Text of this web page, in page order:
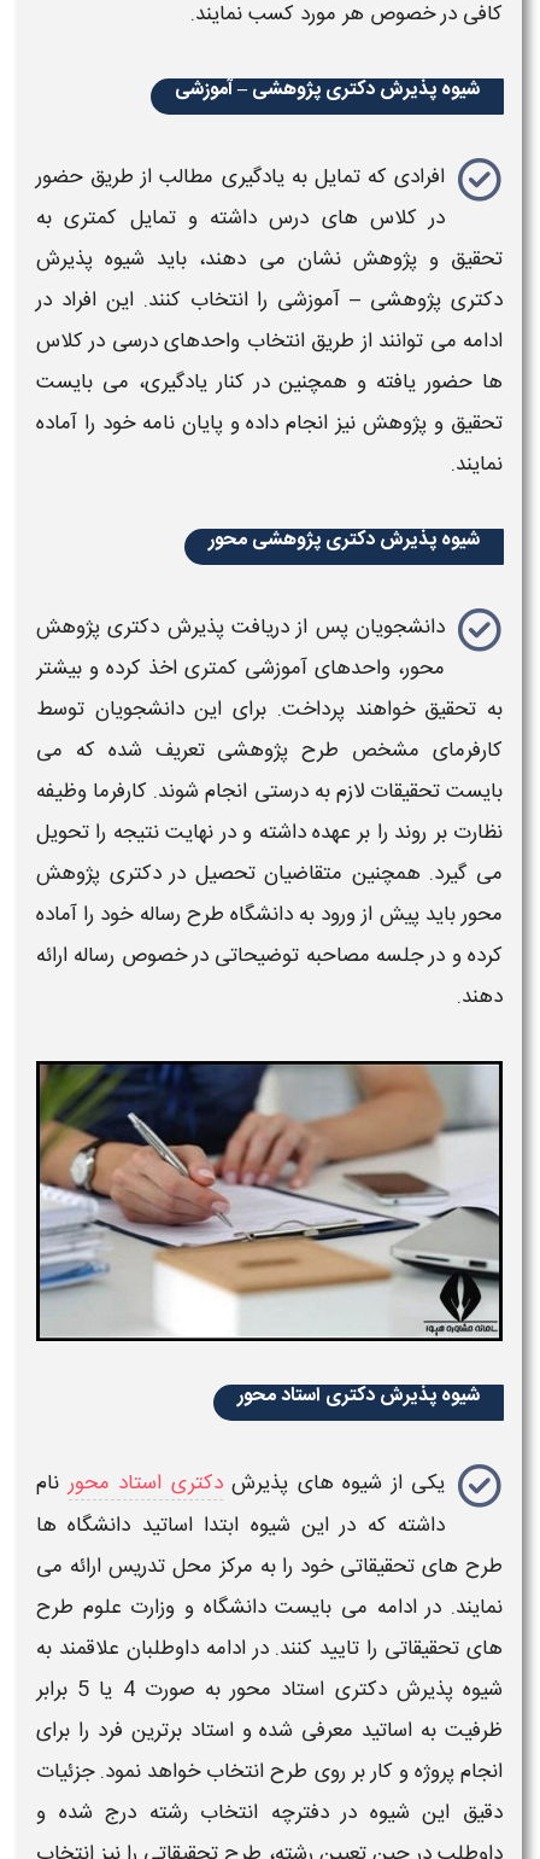
کافی در خصوص هر مورد کسب نمایند.
شیوه پذیرش دکتری پژوهشی – آموزشی
افرادی که تمایل به یادگیری مطالب از طریق حضور
در کلاس های درس داشته و تمایل کمتری به
تحقیق وپژوهشنشان می دهند، باید شیوه پذیرش
دکتری پژوهشی – آموزشی را انتخاب کنند. این افراد در
ادامه می توانند از طریق انتخاب واحدهای درسی در کلاس
ها حضور یافته و همچنین در کنار یادگیری، می بایست
تحقیق و پژوهشنیز انجام داده و پایان نامه خود را آماده
نمایند.
شیوه پذیرش دکتری پژوهشی محور
دانشجویان پس از دریافتپذیرش دکتری پژوهش
محور، واحدهای آموزشی کمتری اخذ کرده و بیشتر
به تحقیق خواهند پرداخت. برای این دانشجویان توسط
کارفرمای مشخص طرح پژوهشیتعریف شده که می
بایست تحقیقات لازم به درستی انجام شوند. کارفرما وظیفه
نظارت بر روند را بر عهده داشته و در نهایت نتیجه را تحویل
می گیرد. همچنین متقاضیان تحصیل دردکتری پژوهش
محورباید پیش از ورود به دانشگاه طرح رساله خود را آماده
کرده و در جلسه مصاحبه توضیحاتی در خصوص رساله ارائه
دهند.
شیوه پذیرش دکتری استاد محور
یکی از شیوه های پذیرشدکتری استاد محورنام
داشته که در این شیوه ابتدا اساتید دانشگاه ها
طرح های تحقیقاتی خود را به مرکز محل تدریس ارائه می
نمایند. در ادامه می بایست دانشگاه و وزارت علوم طرح
های تحقیقاتی را تایید کنند. در ادامه داوطلبان علاقمند به
شیوه پذیرش دکتری استاد محور
به صورت 4 یا 5 برابر
ظرفیت به اساتید معرفی شده و استاد برترین فرد را برای
انجام پروژه و کار بر روی طرح انتخاب خواهد نمود. جزئیات
دقیق این شیوه در دفترچه انتخاب رشته درج شده و